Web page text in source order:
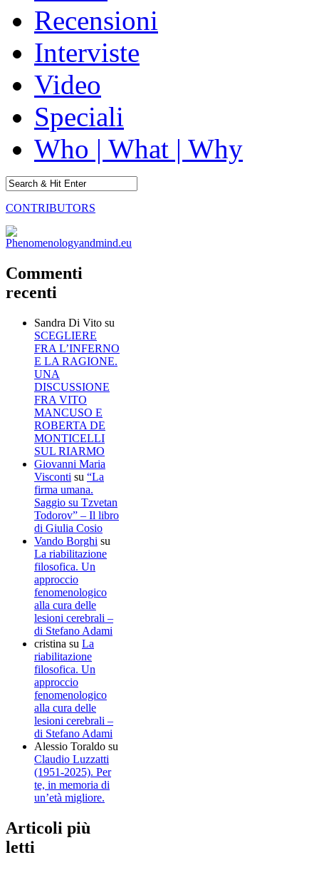
Recensioni
Interviste
Video
Speciali
Who | What | Why
CONTRIBUTORS
Commenti
recenti
Sandra Di Vito su
SCEGLIERE
FRA L’INFERNO
E LA RAGIONE.
UNA
DISCUSSIONE
FRA VITO
MANCUSO E
ROBERTA DE
MONTICELLI
SUL RIARMO
Giovanni Maria
Visconti su “La
firma umana.
Saggio su Tzvetan
Todorov” – Il libro
di Giulia Cosio
Vando Borghi su
La riabilitazione
filosofica. Un
approccio
fenomenologico
alla cura delle
lesioni cerebrali –
di Stefano Adami
cristina su La
riabilitazione
filosofica. Un
approccio
fenomenologico
alla cura delle
lesioni cerebrali –
di Stefano Adami
Alessio Toraldo su
Claudio Luzzatti
(1951-2025). Per
te, in memoria di
un’età migliore.
Articoli più
letti